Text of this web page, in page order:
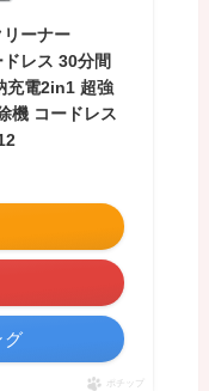
ーナー
レス 30分間
充電2in1 超強
機 コードレス
グ
ポチップ